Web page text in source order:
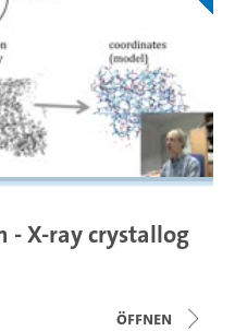
X-ray crystallog
Öffnen